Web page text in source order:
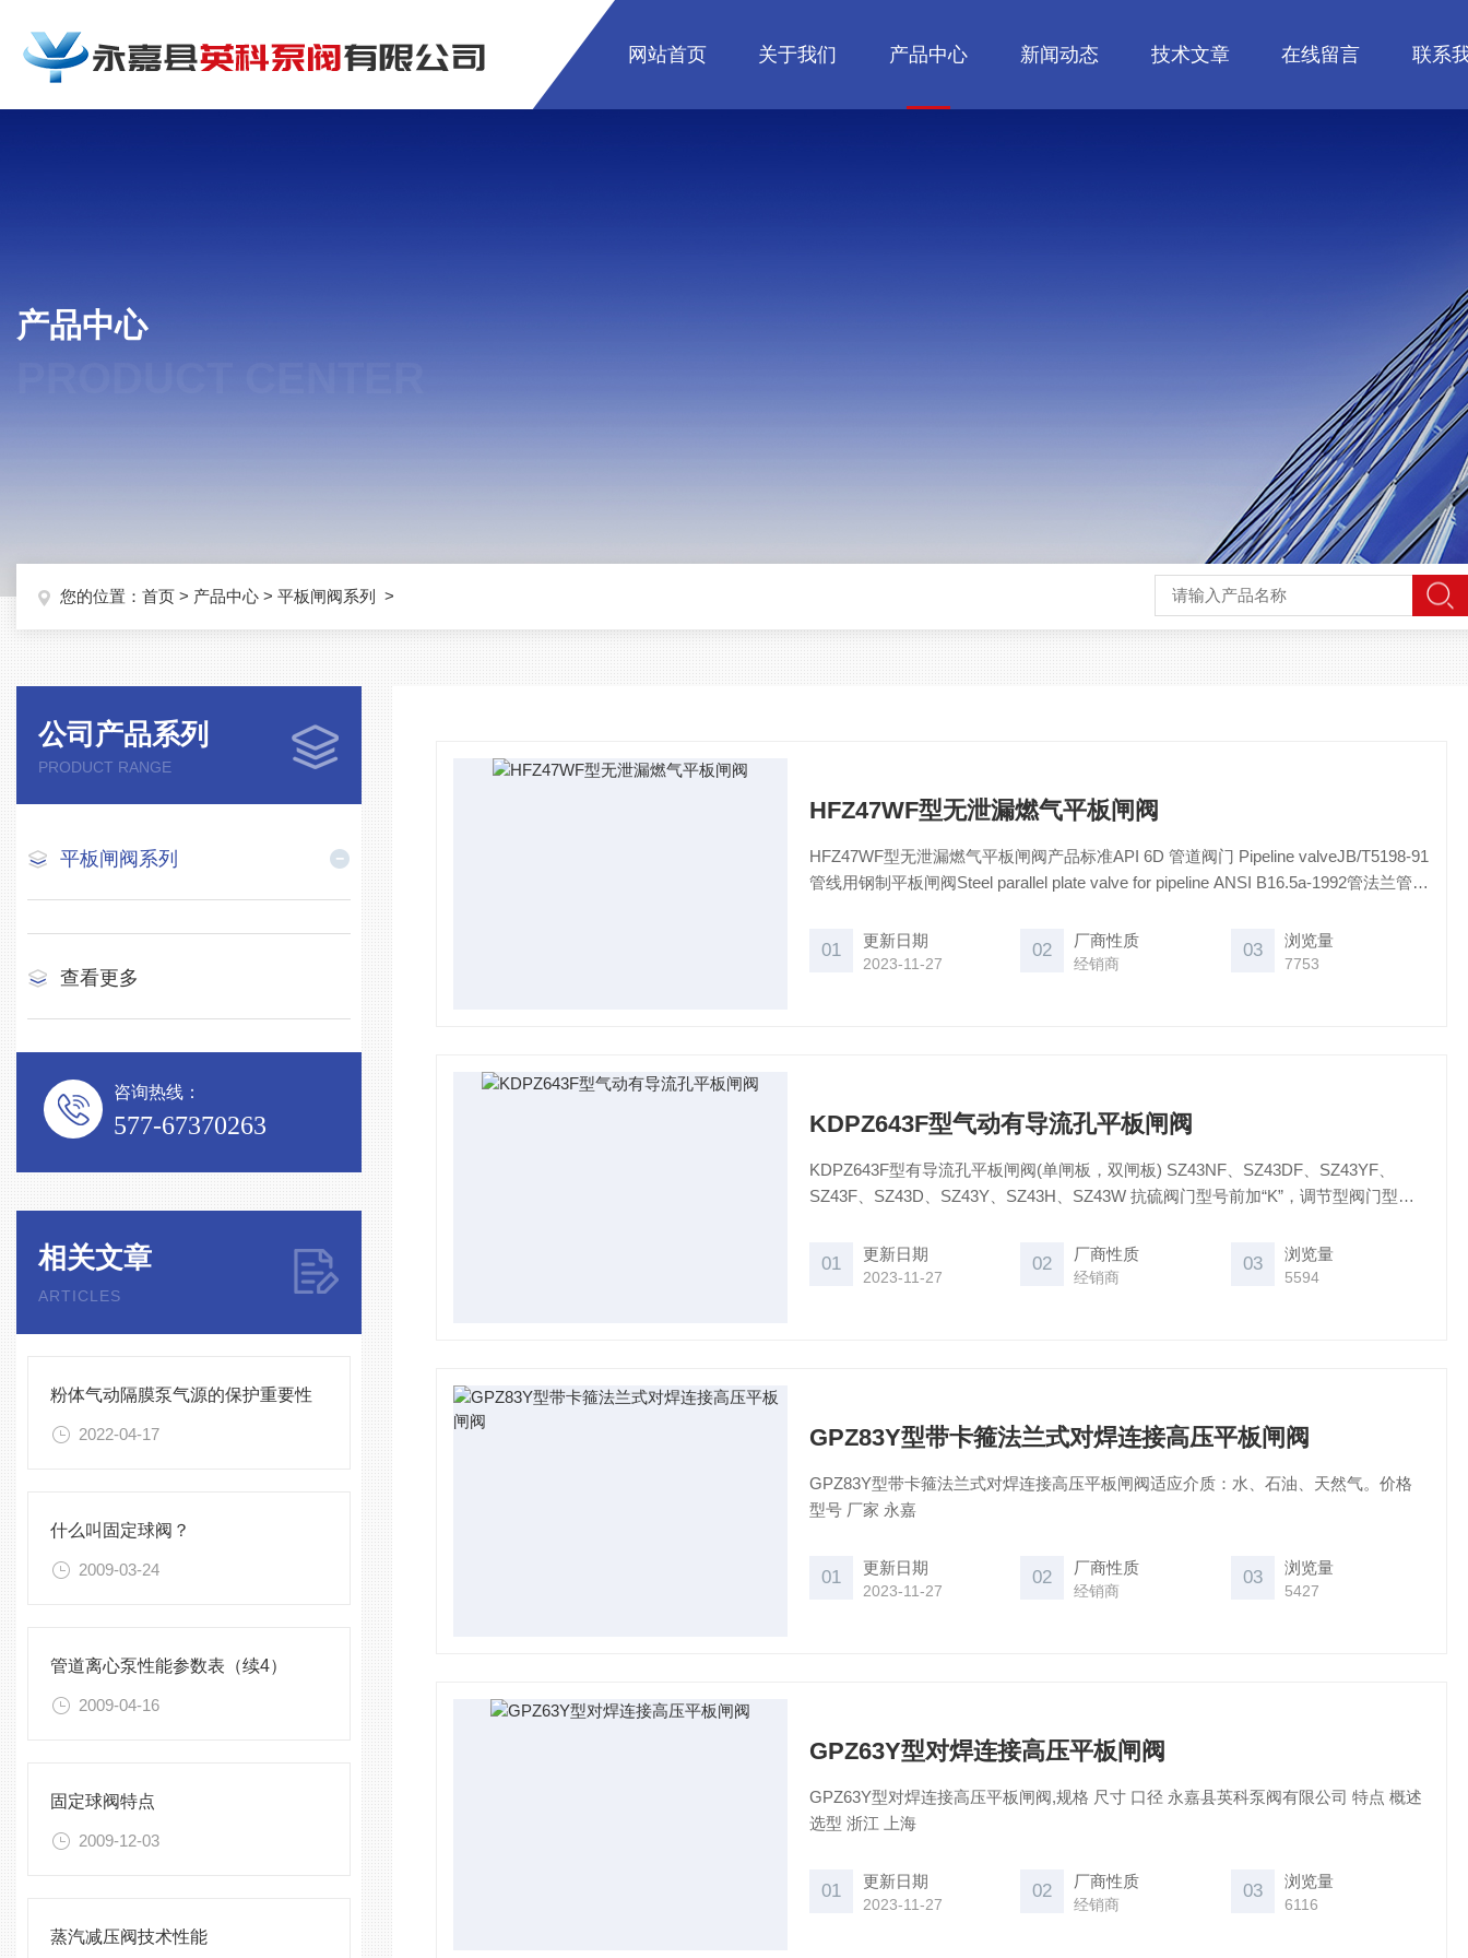
网站首页 关于我们 产品中心 新闻动态 技术文章 在线留言 联系
产品中心
您的位置： 首页 > 产品中心 > 平板闸阀系列 >
公司产品系列
PRODUCT RANGE
平板闸阀系列
查看更多
咨询热线：
577-67370263
相关文章
ARTICLES
粉体气动隔膜泵气源的保护重要性
2022-04-17
什么叫固定球阀？
2009-03-24
管道离心泵性能参数表（续4）
2009-04-16
固定球阀特点
2009-12-03
蒸汽减压阀技术性能
HFZ47WF型无泄漏燃气平板闸阀
HFZ47WF型无泄漏燃气平板闸阀产品标准API 6D 管道阀门 Pipeline valveJB/T5198-91
管线用钢制平板闸阀Steel parallel plate valve for pipeline ANSI B16.5a-1992管法兰管件
01 更新日期
2023-11-27
02 厂商性质
经销商
03 浏览量
7753
KDPZ643F型气动有导流孔平板闸阀
KDPZ643F型有导流孔平板闸阀(单闸板，双闸板) SZ43NF、SZ43DF、SZ43YF、
SZ43F、SZ43D、SZ43Y、SZ43H、SZ43W 抗硫阀门型号前加“K”，调节型阀门型号
01 更新日期
2023-11-27
02 厂商性质
经销商
03 浏览量
5594
GPZ83Y型带卡箍法兰式对焊连接高压平板闸阀
GPZ83Y型带卡箍法兰式对焊连接高压平板闸阀适应介质：水、石油、天然气。价格
型号 厂家 永嘉
01 更新日期
2023-11-27
02 厂商性质
经销商
03 浏览量
5427
GPZ63Y型对焊连接高压平板闸阀
GPZ63Y型对焊连接高压平板闸阀,规格 尺寸 口径 永嘉县英科泵阀有限公司 特点 概述
选型 浙江 上海
01 更新日期
2023-11-27
02 厂商性质
经销商
03 浏览量
6116